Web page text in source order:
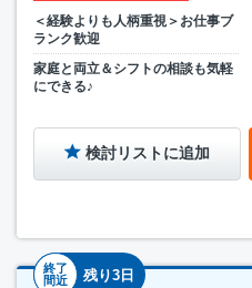
＜経験よりも人柄重視＞お仕事ブ
ランク歓迎
家庭と両立＆シフトの相談も気軽
にできる♪
検討リストに追加
終了
間近
残り3日